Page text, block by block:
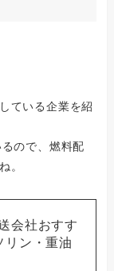
ている企業を紹
ので、燃料配
。
会社おすす
リン・重油